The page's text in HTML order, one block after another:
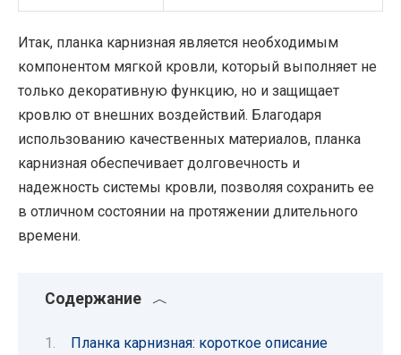
Итак, планка карнизная является необходимым
компонентом мягкой кровли, который выполняет не
только декоративную функцию, но и защищает
кровлю от внешних воздействий. Благодаря
использованию качественных материалов, планка
карнизная обеспечивает долговечность и
надежность системы кровли, позволяя сохранить ее
в отличном состоянии на протяжении длительного
времени.
Содержание
Планка карнизная: короткое описание